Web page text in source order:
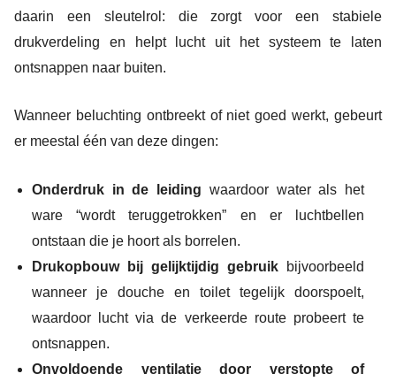
daarin een sleutelrol: die zorgt voor een stabiele
drukverdeling en helpt lucht uit het systeem te laten
ontsnappen naar buiten.
Wanneer beluchting ontbreekt of niet goed werkt, gebeurt
er meestal één van deze dingen:
Onderdruk in de leiding waardoor water als het
ware “wordt teruggetrokken” en er luchtbellen
ontstaan die je hoort als borrelen.
Drukopbouw bij gelijktijdig gebruik bijvoorbeeld
wanneer je douche en toilet tegelijk doorspoelt,
waardoor lucht via de verkeerde route probeert te
ontsnappen.
Onvoldoende ventilatie door verstopte of